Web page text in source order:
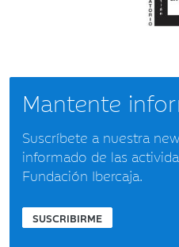
Mantente
Suscríbete a nuestra
informado de las
Fundación Ibercaja.
SUSCRIBIRME